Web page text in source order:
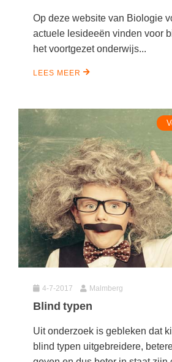
Op deze website van Biologie
actuele lesideeën vinden voor
het voortgezet onderwijs...
LEES MEER
4-7-2017 Malmberg
Blind typen
Uit onderzoek is gebleken dat
blind typen uitgebreidere,